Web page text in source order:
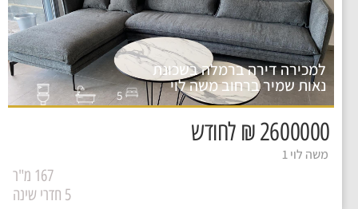
למכירה דירה ברמלה בשכונת
נאות שמיר ברחוב משה לוי 5
2600000 ₪ לחודש
משה לוי 1
167 מ"ר